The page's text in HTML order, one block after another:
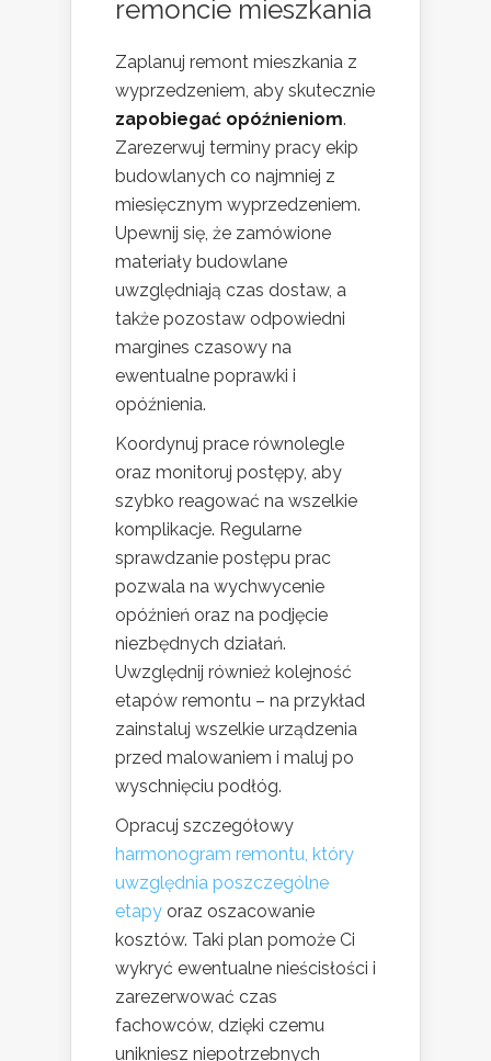
remoncie mieszkania
Zaplanuj remont mieszkania z
wyprzedzeniem, aby skutecznie
zapobiegać opóźnieniom.
Zarezerwuj terminy pracy ekip
budowlanych co najmniej z
miesięcznym wyprzedzeniem.
Upewnij się, że zamówione
materiały budowlane
uwzględniają czas dostaw, a
także pozostaw odpowiedni
margines czasowy na
ewentualne poprawki i
opóźnienia.
Koordynuj prace równolegle
oraz monitoruj postępy, aby
szybko reagować na wszelkie
komplikacje. Regularne
sprawdzanie postępu prac
pozwala na wychwycenie
opóźnień oraz na podjęcie
niezbędnych działań.
Uwzględnij również kolejność
etapów remontu – na przykład
zainstaluj wszelkie urządzenia
przed malowaniem i maluj po
wyschnięciu podłóg.
Opracuj szczegółowy
harmonogram remontu, który
uwzględnia poszczególne
etapy oraz oszacowanie
kosztów. Taki plan pomoże Ci
wykryć ewentualne nieścisłości i
zarezerwować czas
fachowców, dzięki czemu
unikniesz niepotrzebnych